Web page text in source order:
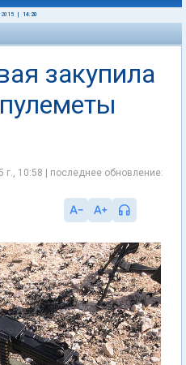
14:20
закупила
г., 10:58 | последнее обновление: